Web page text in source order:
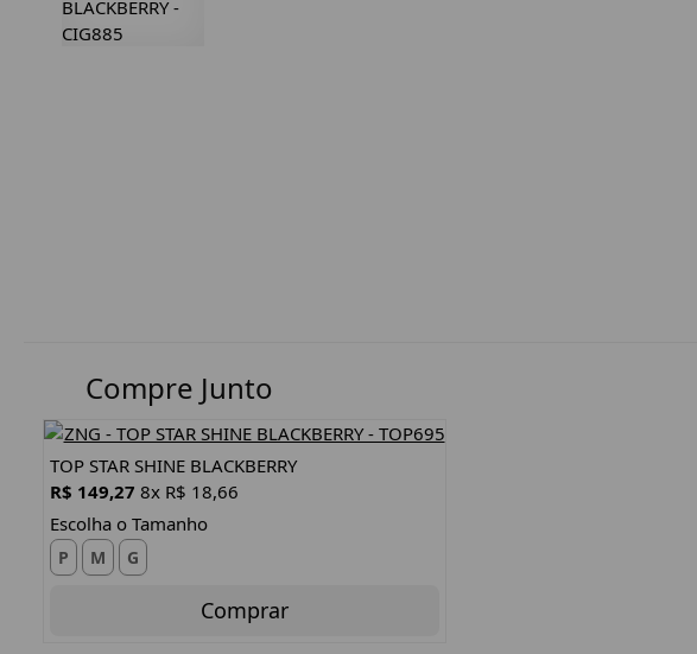
Compre Junto
TOP STAR SHINE BLACKBERRY
R$ 149,27 8x R$ 18,66
Escolha o Tamanho
P M G
Comprar